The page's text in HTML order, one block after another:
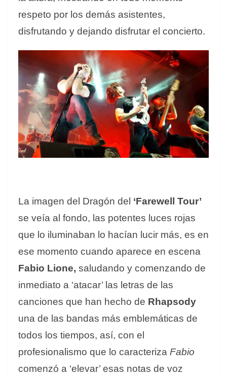
respeto por los demás asistentes,
disfrutando y dejando disfrutar el concierto.
La imagen del Dragón del ‘Farewell Tour’
se veía al fondo, las potentes luces rojas
que lo iluminaban lo hacían lucir más, es en
ese momento cuando aparece en escena
Fabio Lione, saludando y comenzando de
inmediato a ‘atacar’ las letras de las
canciones que han hecho de Rhapsody
una de las bandas más emblemáticas de
todos los tiempos, así, con el
profesionalismo que lo caracteriza Fabio
comenzó a ‘elevar’ esas notas de voz